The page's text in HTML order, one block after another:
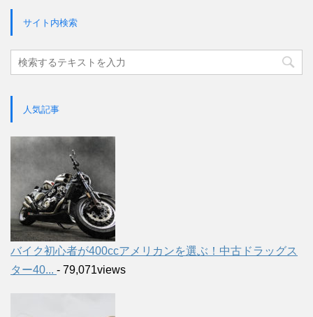
サイト内検索
人気記事
バイク初心者が400ccアメリカンを選ぶ！中古ドラッグス
ター40... - 79,071views